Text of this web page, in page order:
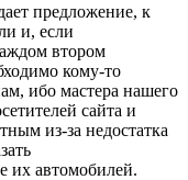
предложение, к
и, если
втором
кому-то
ибо мастера нашего
сайта и
из-за недостатка
их автомобилей.